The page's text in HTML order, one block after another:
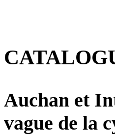
Auchan et
vague de la